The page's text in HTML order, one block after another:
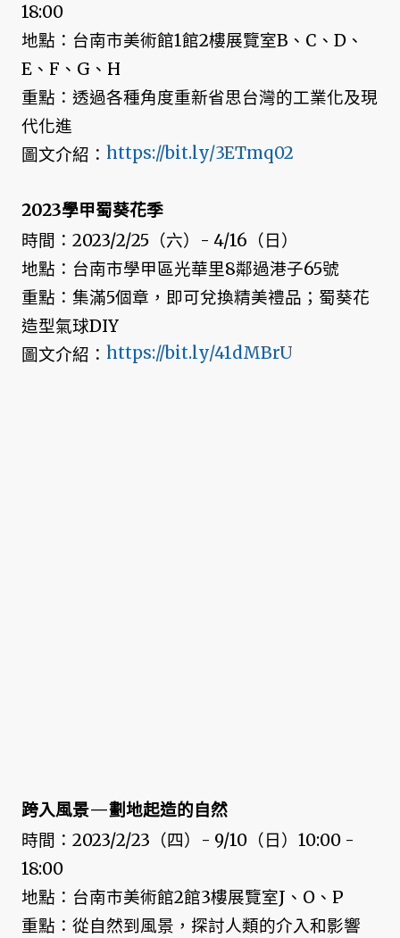
18:00
地點：台南市美術館1館2樓展覽室B、C、D、
E、F、G、H
重點：透過各種角度重新省思台灣的工業化及現
代化進
圖文介紹： https://bit.ly/3ETmq02
2023學甲蜀葵花季
時間：2023/2/25（六）- 4/16（日）
地點：台南市學甲區光華里8鄰過港子65號
重點：集滿5個章，即可兌換精美禮品；蜀葵花
造型氣球DIY
圖文介紹： https://bit.ly/41dMBrU
跨入風景—劃地起造的自然
時間：2023/2/23（四）- 9/10（日）10:00 -
18:00
地點：台南市美術館2館3樓展覽室J、O、P
重點：從自然到風景，探討人類的介入和影響